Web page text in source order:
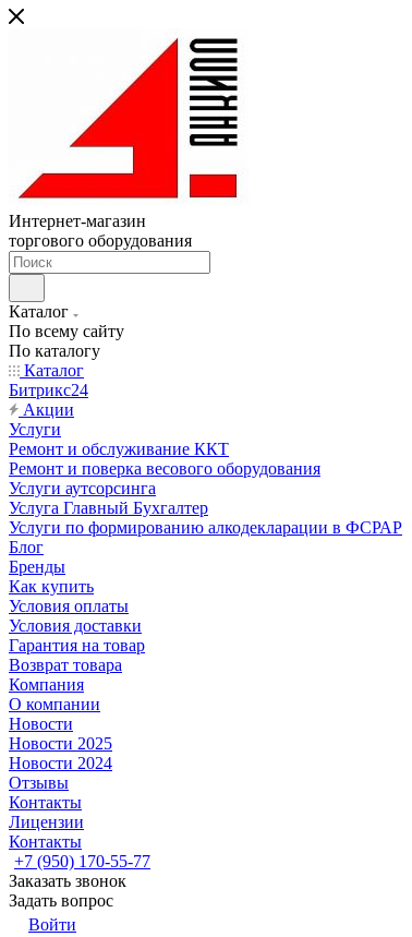
Интернет-магазин
торгового оборудования
Каталог
По всему сайту
По каталогу
Каталог
Битрикс24
Акции
Услуги
Ремонт и обслуживание ККТ
Ремонт и поверка весового оборудования
Услуги аутсорсинга
Услуга Главный Бухгалтер
Услуги по формированию алкодекларации в ФСРАР
Блог
Бренды
Как купить
Условия оплаты
Условия доставки
Гарантия на товар
Возврат товара
Компания
О компании
Новости
Новости 2025
Новости 2024
Отзывы
Контакты
Лицензии
Контакты
+7 (950) 170-55-77
Заказать звонок
Задать вопрос
Войти